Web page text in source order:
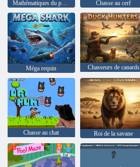
Mathématiques du poulet Chasse au cerf
Méga requin Chasseurs de canards
Chasse au chat Roi de la savane